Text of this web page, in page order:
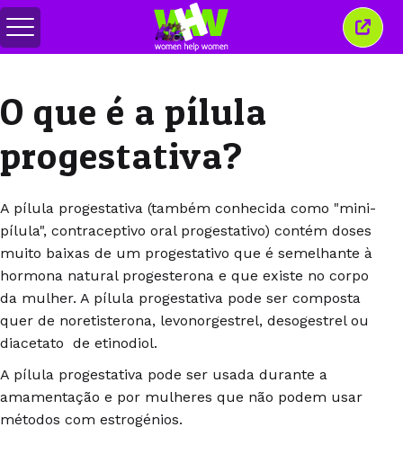
Alternar
menu
esta
O que é a pílula
progestativa?
A pílula progestativa (também conhecida como "mini-
pílula", contraceptivo oral progestativo) contém doses
muito baixas de um progestativo que é semelhante à
hormona natural progesterona e que existe no corpo
da mulher. A pílula progestativa pode ser composta
quer de noretisterona, levonorgestrel, desogestrel ou
diacetato de etinodiol.
A pílula progestativa pode ser usada durante a
amamentação e por mulheres que não podem usar
métodos com estrogénios.